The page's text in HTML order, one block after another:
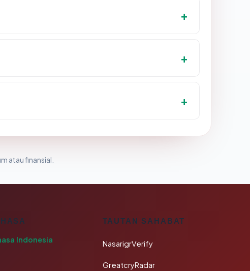
atau finansial.
Indonesia
TAUTAN SAHABAT
NasarigrVerify
GreatcryRadar